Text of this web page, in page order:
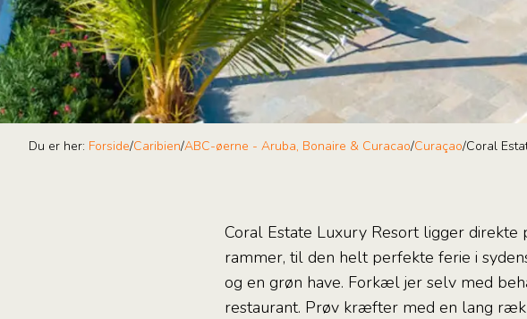
Du er her: Forside/Caribien/ABC-øerne - Aruba, Bonaire & Curacao/Curaçao/Coral
Coral Estate Luxury Resort ligger direkte
rammer, til den helt perfekte ferie i
og en grøn have. Forkæl jer selv med
restaurant. Prøv kræfter med en lang